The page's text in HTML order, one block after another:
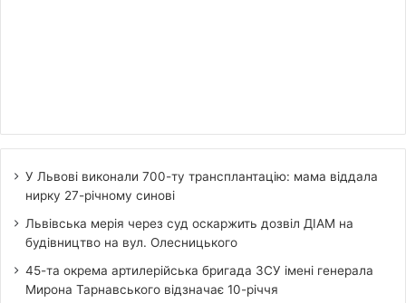
У Львові виконали 700-ту трансплантацію: мама віддала
нирку 27-річному синові
Львівська мерія через суд оскаржить дозвіл ДІАМ на
будівництво на вул. Олесницького
45-та окрема артилерійська бригада ЗСУ імені генерала
Мирона Тарнавського відзначає 10-річчя